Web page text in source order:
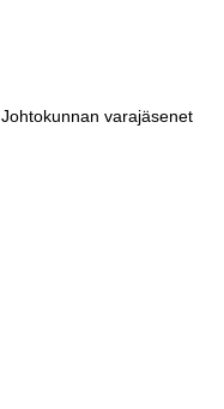
Johtokunnan varajäsenet